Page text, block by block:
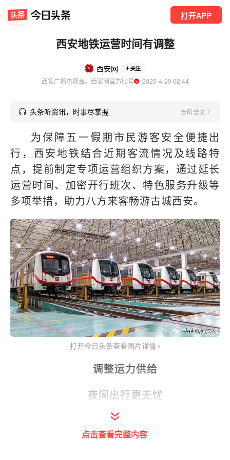
打开APP
西安地铁运营时间有调整
西安网 关注
西安广播电视台、西安网官方账号
  2025-4-29 02:44
头条听资讯，时事尽掌握 去听全文
为保障五一假期市民游客安全便捷出
行，西安地铁结合近期客流情况及线路特
点，提前制定专项运营组织方案，通过延长
运营时间、加密开行班次、特色服务升级等
多项举措，助力八方来客畅游古城西安。
打开今日头条查看图片详情
调整运力供给
夜间出行更无忧
受通勤客流及节前外出客流的叠加影
响，预计节前一日（4月30日）晚高峰时段
点击查看完整内容